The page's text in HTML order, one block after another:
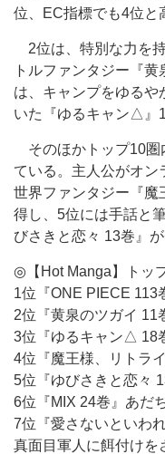
位、EC指標でも4位と
2位は、特別な力を
トルファンタジー『
は、キャンプをゆるや
いた『ゆるキャン△』
そのほかトップ10圏
ている。主人公がオ
世界ファンタジー『魔
得し、5位には手話と
びさきと恋々 13巻』
◎【Hot Manga】トッ
1位『ONE PIECE 113
2位『黄泉のツガイ 11
3位『ゆるキャン△ 18
4位『魔王様、リトラ
5位『ゆびさきと恋々
6位『MIX 24巻』あだ
7位『愛さないといわ
真面目軍人に餌付けを